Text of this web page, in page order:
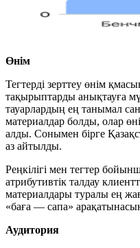
Өнім
Тегтерді зерттеу өнім
тақырыптарды анықтауға
тауарлардың ең танымал
материалдар болды, олар
алды. Сонымен бірге
аз айтылды.
Реңкілігі мен тегтер
атрибутивтік талдау
материалдары туралы ең
«баға — сапа»
Аудитория